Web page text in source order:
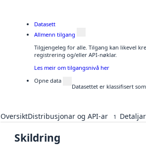
Datasett
Allmenn tilgang
Tilgjengeleg for alle. Tilgang kan likevel
registrering og/eller API-nøklar.
Les meir om tilgangsnivå her
Opne data
Datasettet er klassifisert
OversiktDistribusjonar og API-ar 1 Detaljar
Skildring